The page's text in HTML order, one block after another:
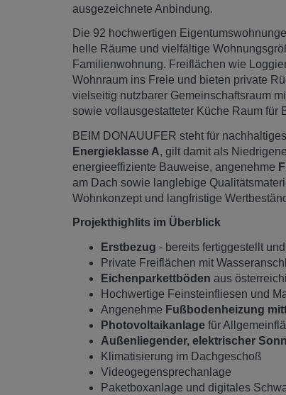
ausgezeichnete Anbindung.
Die 92 hochwertigen
helle Räume und vielfältige
Familienwohnung. Freiflächen wie
Wohnraum ins Freie und bieten private
vielseitig nutzbarer Gemeinschaftsraum
sowie vollausgestatteter Küche Raum für
BEIM DONAUUFER steht für
Energieklasse A, gilt damit als
energieeffiziente Bauweise, angenehme
am Dach sowie langlebige
Wohnkonzept und langfristige
Projekthighlits im Überblick
Erstbezug - bereits fertiggestellt
Private Freiflächen mit
Eichenparkettböden aus
Hochwertige Feinsteinfliesen und
Angenehme Fußbodenheizung
Photovoltaikanlage für
Außenliegender, elektrischer
Klimatisierung im Dachgeschoß
Videogegensprechanlage
Paketboxanlage und digitales